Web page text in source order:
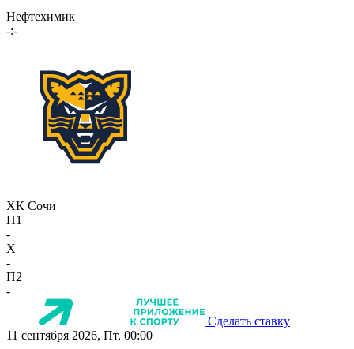
Нефтехимик
-:-
ХК Сочи
П1
-
X
-
П2
-
Сделать ставку
11 сентября 2026, Пт, 00:00